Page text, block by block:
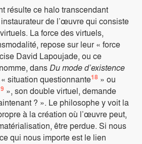
résulte ce halo transcendant
de l’œuvre qui consiste
La force des virtuels,
repose sur leur « force
David Lapoujade, ou ce
dansDu mode d’existence
situation questionnante18 » ou
», son double virtuel, demande
? ». Le philosophe y voit la
à la création où l’œuvre peut,
être perdue. Si nous
qui nous importe est le lien